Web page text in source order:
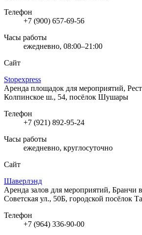
Телефон
+7 (900) 657-69-56
Часы работы
ежедневно, 08:00–21:00
Сайт
Stopexpress
Аренда площадок для мероприятий,
Колпинское ш., 54, посёлок Шушары
Телефон
+7 (921) 892-95-24
Часы работы
ежедневно, круглосуточно
Сайт
Шаверлэнд
Аренда залов для мероприятий, Бранчи
Советская ул., 50Б, городской посёлок
Телефон
+7 (964) 336-90-00